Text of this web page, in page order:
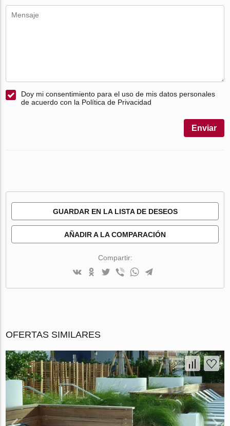
Doy mi consentimiento para el uso de mis datos personales
de acuerdo con la Política de Privacidad
Enviar
GUARDAR EN LA LISTA DE DESEOS
AÑADIR A LA COMPARACIÓN
Compartir:
OFERTAS SIMILARES